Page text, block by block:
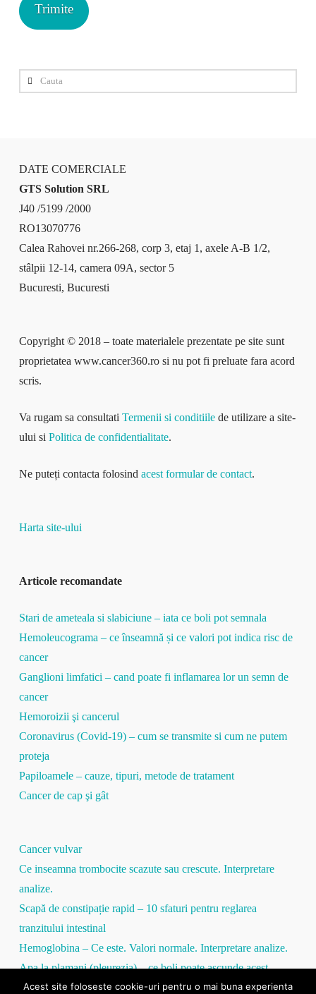
Cauta
DATE COMERCIALE
GTS Solution SRL
J40 /5199 /2000
RO13070776
Calea Rahovei nr.266-268, corp 3, etaj 1, axele A-B 1/2,
stâlpii 12-14, camera 09A, sector 5
Bucuresti, Bucuresti
Copyright © 2018 – toate materialele prezentate pe site sunt
proprietatea www.cancer360.ro si nu pot fi preluate fara acord
scris.
Va rugam sa consultati Termenii si conditiilede utilizare a site-
ului si Politica de confidentialitate.
Ne puteți contacta folosind acest formular de contact.
Harta site-ului
Articole recomandate
Stari de ameteala si slabiciune – iata ce boli pot semnala
Hemoleucograma – ce înseamnă și ce valori pot indica risc de
cancer
Ganglioni limfatici – cand poate fi inflamarea lor un semn de
cancer
Hemoroizii şi cancerul
Coronavirus (Covid-19) – cum se transmite si cum ne putem
proteja
Papiloamele – cauze, tipuri, metode de tratament
Cancer de cap şi gât
Cancer vulvar
Ce inseamna trombocite scazute sau crescute. Interpretare
analize.
Scapă de constipație rapid – 10 sfaturi pentru reglarea
tranzitului intestinal
Hemoglobina – Ce este. Valori normale. Interpretare analize.
Apa la plamani (pleurezia) – ce boli poate ascunde acest
simptom
Acest site foloseste cookie-uri pentru o mai buna experienta